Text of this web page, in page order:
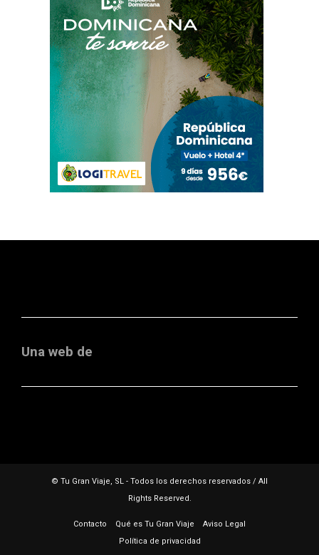
Una web de
© Tu Gran Viaje, SL - Todos los derechos reservados / All
Rights Reserved.
Contacto Qué es Tu Gran Viaje
Aviso Legal
Política de privacidad